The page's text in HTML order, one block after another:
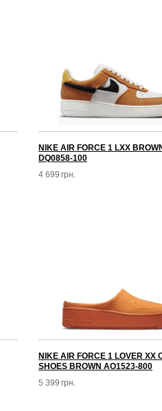
NIKE AIR FORCE 1 LXX
DQ0858-100
4 699 грн.
NIKE AIR FORCE 1 LOVER XX
SHOES BROWN AO1523-800
5 399 грн.